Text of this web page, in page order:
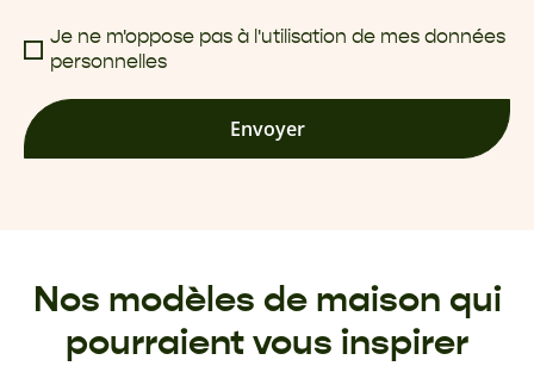
Je ne m'oppose pas à l'utilisation de mes données
personnelles
Envoyer
Nos modèles de maison qui
pourraient vous inspirer